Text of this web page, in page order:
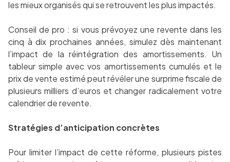
les mieux organisés qui se retrouvent les plus impactés.
Conseil de pro : si vous prévoyez une revente dans les
cinq à dix prochaines années, simulez dès maintenant
l’impact de la réintégration des amortissements. Un
tableur simple avec vos amortissements cumulés et le
prix de vente estimé peut révéler une surprime fiscale de
plusieurs milliers d’euros et changer radicalement votre
calendrier de revente.
Stratégies d’anticipation concrètes
Pour limiter l’impact de cette réforme, plusieurs pistes